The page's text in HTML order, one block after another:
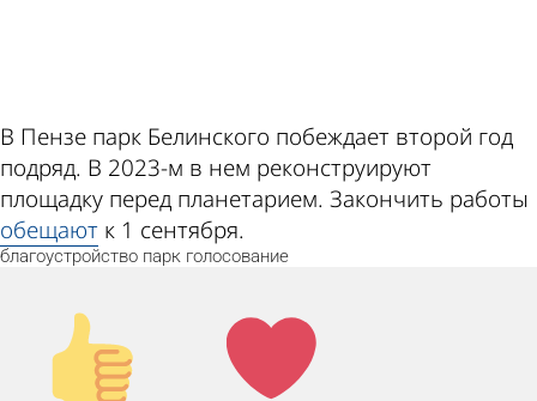
В Пензе парк Белинского побеждает второй год
подряд. В 2023-м в нем реконструируют
площадку перед планетарием. Закончить работы
обещают к 1 сентября.
благоустройство парк голосование
Палец
вверх!
Лайк!